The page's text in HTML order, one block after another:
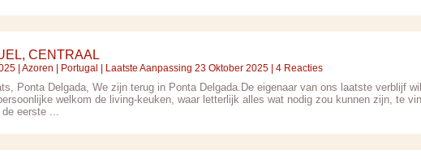
CENTRAAL
| Azoren | Portugal | Laatste Aanpassing 23 Oktober 2025 | 4 Reacties
Ponta Delgada, We zijn terug in Ponta Delgada.De eigenaar van ons laatste verblijf
welkom de living-keuken, waar letterlijk alles wat nodig zou kunnen zijn, te
eerste ...